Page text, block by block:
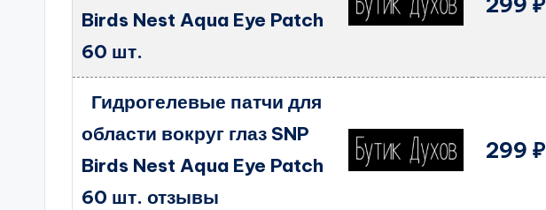
Birds Nest Aqua Eye Patch
60 шт.
Гидрогелевые патчи для
области вокруг глаз SNP
Birds Nest Aqua Eye Patch
60 шт. отзывы
299 ₽